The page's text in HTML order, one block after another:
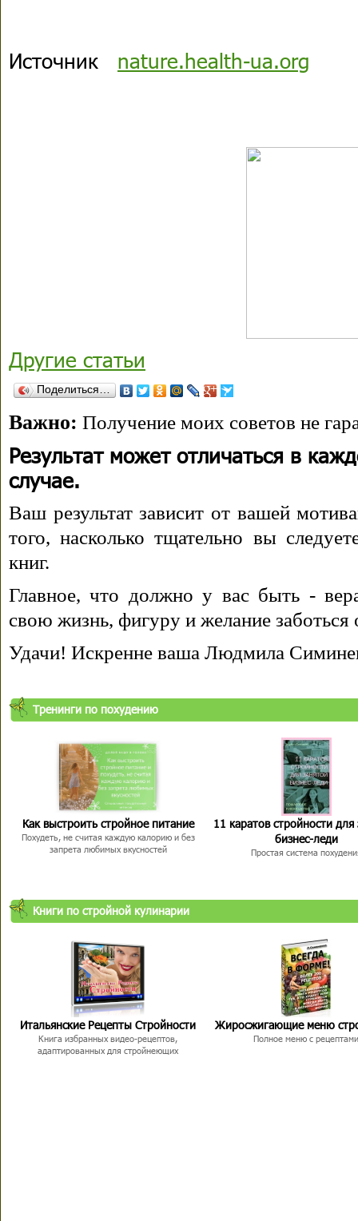
Источник nature.health-ua.org
Другие статьи
Поделиться…
Важно: Получение моих советов не
Результат может отличаться в
случае.
Ваш результат зависит от вашей
того, насколько тщательно вы
книг.
Главное, что должно у вас быть -
свою жизнь, фигуру и желание заботься
Удачи! Искренне ваша Людмила
Тренинги по похудению
Как выстроить стройное питание
Похудеть, не считая каждую калорию и без
запрета любимых вкусностей
11 каратов стройности для
бизнес-леди
Простая система
Книги по стройной кулинарии
Итальянские Рецепты Стройности
Книга избранных видео-рецептов,
адаптированных для стройнеющих
Жиросжигающие меню
Полное меню с рецептами